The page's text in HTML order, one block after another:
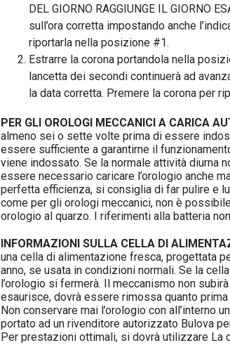
DEL GIORNO RAGGIUNGE IL GIORNO
sull’ora corretta impostando anche
riportarla nella posizione #1.
Estrarre la corona portandola nella
lancetta dei secondi continuerà ad
la data corretta. Premere la corona per
PER GLI OROLOGI MECCANICI A CARICA
almeno sei o sette volte prima di essere
essere sufficiente a garantirne il
viene indossato. Se la normale attività diurna
essere necessario caricare l’orologio anche
perfetta efficienza, si consiglia di far pulire e
come per gli orologi meccanici, non è
orologio al quarzo. I riferimenti alla batteria
INFORMAZIONI SULLA CELLA DI
una cella di alimentazione fresca, progettata
anno, se usata in condizioni normali. Se la
l’orologio si fermerà. Il meccanismo non
esaurisce, dovrà essere rimossa quanto
Non conservare mai l’orologio con all’interno
portato ad un rivenditore autorizzato Bulova
Per prestazioni ottimali, si dovrà utilizzare La